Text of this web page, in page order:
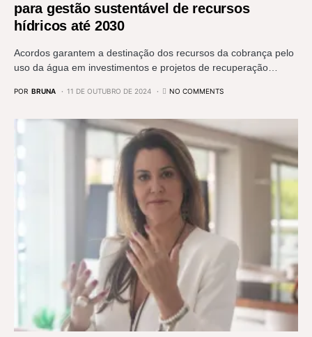
para gestão sustentável de recursos
hídricos até 2030
Acordos garantem a destinação dos recursos da cobrança pelo
uso da água em investimentos e projetos de recuperação…
POR BRUNA 11 DE OUTUBRO DE 2024 NO COMMENTS